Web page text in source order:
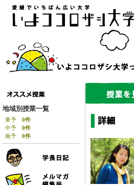
地域別授業一覧
東予 0件
中予 0件
南予 0件